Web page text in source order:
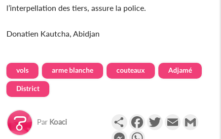
l’interpellation des tiers, assure la police.
Donatien Kautcha, Abidjan
vols arme blanche couteaux Adjamé
District
Par Koaci PartagerFacebookTwitterEmail
Messenger